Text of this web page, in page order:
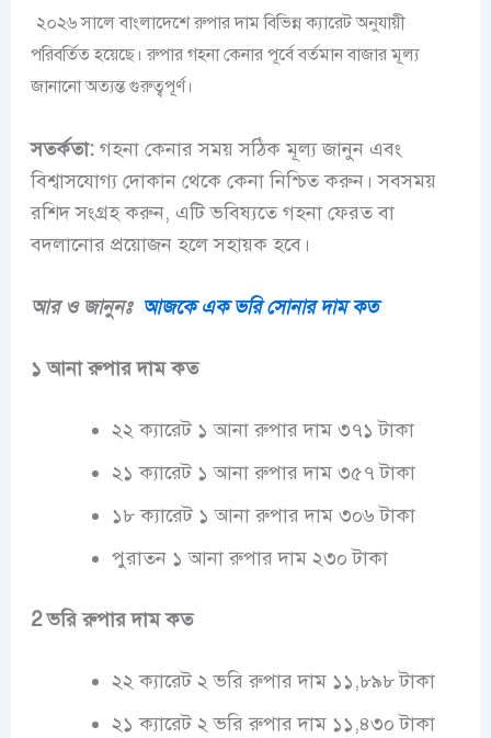
২০২৬ সালে বাংলাদেশে রুপার দাম বিভিন্ন ক্যারেট অনুযায়ী
পরিবর্তিত হয়েছে। রুপার গহনা কেনার পূর্বে বর্তমান বাজার মূল্য
জানানো অত্যন্ত গুরুত্বপূর্ণ।
সতর্কতা:গহনা কেনার সময় সঠিক মূল্য জানুন এবং
বিশ্বাসযোগ্য দোকান থেকে কেনা নিশ্চিত করুন। সবসময়
রশিদ সংগ্রহ করুন, এটি ভবিষ্যতে গহনা ফেরত বা
বদলানোর প্রয়োজন হলে সহায়ক হবে।
আর ও জানুনঃ আজকে এক ভরি সোনার দাম কত
১ আনা রুপার দাম কত
২২ ক্যারেট ১ আনা রুপার দাম ৩৭১ টাকা
২১ ক্যারেট ১ আনা রুপার দাম ৩৫৭ টাকা
১৮ ক্যারেট ১ আনা রুপার দাম ৩০৬ টাকা
পুরাতন ১ আনা রুপার দাম ২৩০ টাকা
2 ভরি রুপার দাম কত
২২ ক্যারেট ২ ভরি রুপার দাম ১১,৮৯৮ টাকা
২১ ক্যারেট ২ ভরি রুপার দাম ১১,৪৩০ টাকা